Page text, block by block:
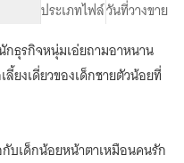
1
นื้อหา ประเภทไฟล์วันที่วางขาย
ธุรกิจหนุ่มเอ่ยถามอาหนาน
งเดี่ยวของเด็กชายตัวน้อยที่
บเด็กน้อยหน้าตาเหมือนคนรัก